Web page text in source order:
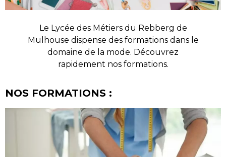
Le Lycée des Métiers du Rebberg de
Mulhouse dispense des formations dans le
domaine de la mode. Découvrez
rapidement nos formations.
NOS FORMATIONS :